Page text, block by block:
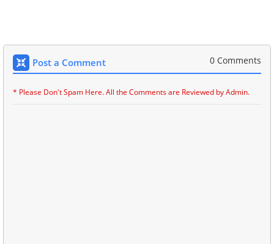
Post a Comment 0 Comments
* Please Don't Spam Here. All the Comments are Reviewed by Admin.